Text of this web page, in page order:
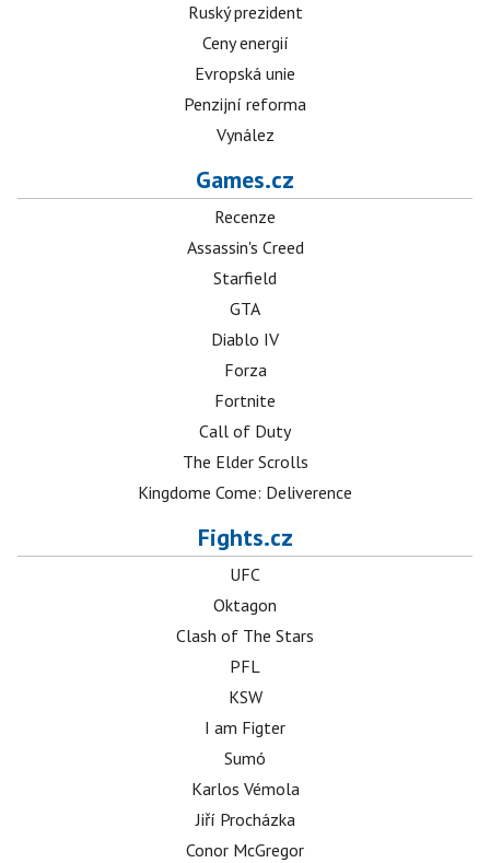
Ruský prezident
Ceny energií
Evropská unie
Penzijní reforma
Vynález
Games.cz
Recenze
Assassin's Creed
Starfield
GTA
Diablo IV
Forza
Fortnite
Call of Duty
The Elder Scrolls
Kingdome Come: Deliverence
Fights.cz
UFC
Oktagon
Clash of The Stars
PFL
KSW
I am Figter
Sumó
Karlos Vémola
Jiří Procházka
Conor McGregor